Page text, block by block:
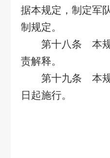
据本规定，制定军
制规定。
第十八条 本规
责解释。
第十九条 本规
日起施行。